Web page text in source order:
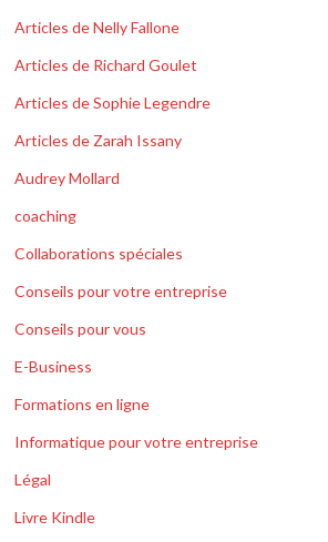
Articles de Nelly Fallone
Articles de Richard Goulet
Articles de Sophie Legendre
Articles de Zarah Issany
Audrey Mollard
coaching
Collaborations spéciales
Conseils pour votre entreprise
Conseils pour vous
E-Business
Formations en ligne
Informatique pour votre entreprise
Légal
Livre Kindle